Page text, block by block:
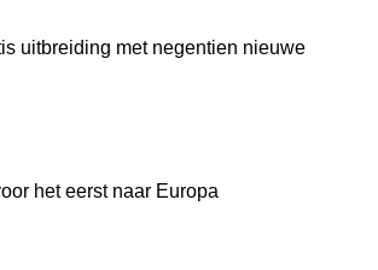
uitbreiding met negentien nieuwe
het eerst naar Europa